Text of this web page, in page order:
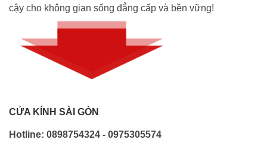
cậy cho không gian sống đẳng cấp và bền vững!
CỬA KÍNH SÀI GÒN
Hotline: 0898754324 - 0975305574